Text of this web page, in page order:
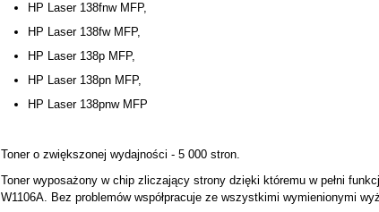
HP Laser 138fnw MFP,
HP Laser 138fw MFP,
HP Laser 138p MFP,
HP Laser 138pn MFP,
HP Laser 138pnw MFP
Toner o zwiększonej wydajności - 5 000 stron.
Toner wyposażony w chip zliczający strony dzięki któremu w pełni
W1106A. Bez problemów współpracuje ze wszystkimi wymienionymi